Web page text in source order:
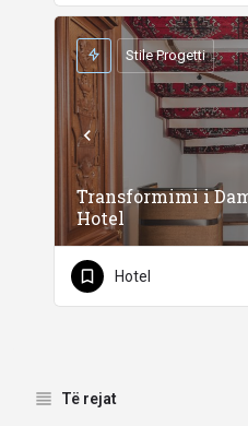
Transformimi i
Hotel
Stile Progetti
Hotel
Të rejat